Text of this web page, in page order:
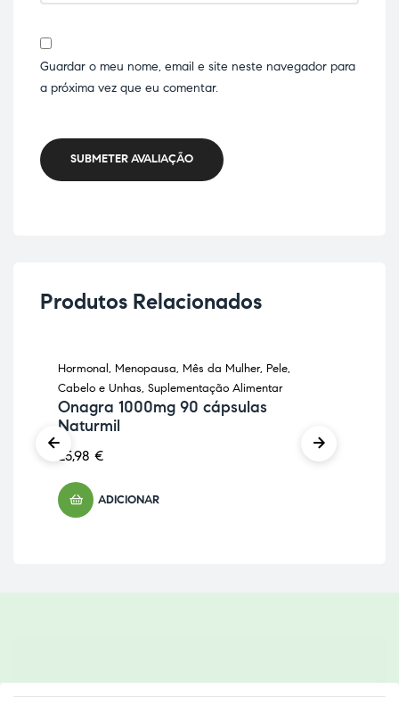
Guardar o meu nome, email e site neste navegador para
a próxima vez que eu comentar.
SUBMETER AVALIAÇÃO
Produtos Relacionados
Hormonal , Menopausa, Mês da Mulher, Pele,
Cabelo e Unhas, Suplementação Alimentar
Onagra 1000mg 90 cápsulas
Naturmil
25,98 €
ADICIONAR